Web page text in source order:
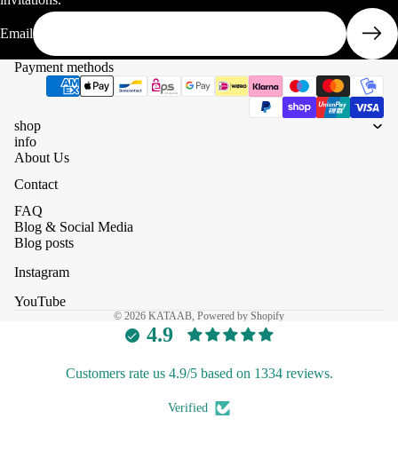
Email
Payment methods
shop
info
About Us
Contact
FAQ
Blog & Social Media
Blog posts
Instagram
YouTube
© 2026 KATAAB , Powered by Shopify
4.9
Customers rate us 4.9/5 based on 1334 reviews.
Verified